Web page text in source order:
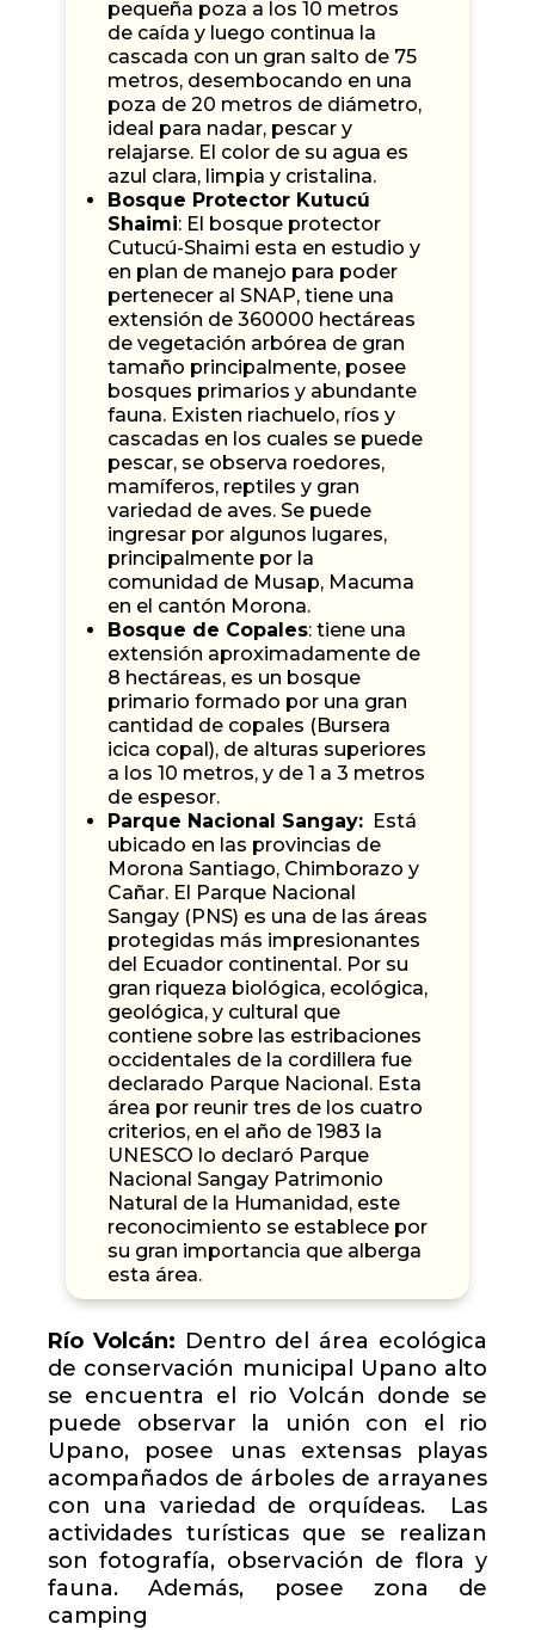
pequeña poza a los 10 metros
de caída y luego continua la
cascada con un gran salto de 75
metros, desembocando en una
poza de 20 metros de diámetro,
ideal para nadar, pescar y
relajarse. El color de su agua es
azul clara, limpia y cristalina.
Bosque Protector Kutucú
Shaimi: El bosque protector
Cutucú-Shaimi esta en estudio y
en plan de manejo para poder
pertenecer al SNAP, tiene una
extensión de 360000 hectáreas
de vegetación arbórea de gran
tamaño principalmente, posee
bosques primarios y abundante
fauna. Existen riachuelo, ríos y
cascadas en los cuales se puede
pescar, se observa roedores,
mamíferos, reptiles y gran
variedad de aves. Se puede
ingresar por algunos lugares,
principalmente por la
comunidad de Musap, Macuma
en el cantón Morona.
Bosque de Copales: tiene una
extensión aproximadamente de
8 hectáreas, es un bosque
primario formado por una gran
cantidad de copales (Bursera
icica copal), de alturas superiores
a los 10 metros, y de 1 a 3 metros
de espesor.
Parque Nacional Sangay: Está
ubicado en las provincias de
Morona Santiago, Chimborazo y
Cañar. El Parque Nacional
Sangay (PNS) es una de las áreas
protegidas más impresionantes
del Ecuador continental. Por su
gran riqueza biológica, ecológica,
geológica, y cultural que
contiene sobre las estribaciones
occidentales de la cordillera fue
declarado Parque Nacional. Esta
área por reunir tres de los cuatro
criterios, en el año de 1983 la
UNESCO lo declaró Parque
Nacional Sangay Patrimonio
Natural de la Humanidad, este
reconocimiento se establece por
su gran importancia que alberga
esta área.
Río Volcán: Dentro del área ecológica
de conservación municipal Upano alto
se encuentra el rio Volcán donde se
puede observar la unión con el rio
Upano, posee unas extensas playas
acompañados de árboles de arrayanes
con una variedad de orquídeas. Las
actividades turísticas que se realizan
son fotografía, observación de flora y
fauna. Además, posee zona de
camping